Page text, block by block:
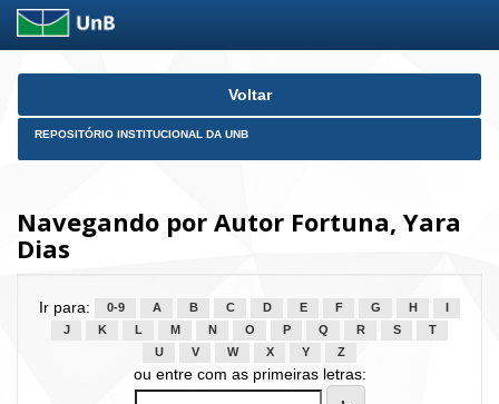
Skip
Voltar
REPOSITÓRIO INSTITUCIONAL DA UNB
Navegando por Autor Fortuna, Yara
Dias
Ir para: 0-9 A B C D E F G H
J
K L M N O P Q R S
T
U
V W X Y Z
ou entre com as primeiras letras: